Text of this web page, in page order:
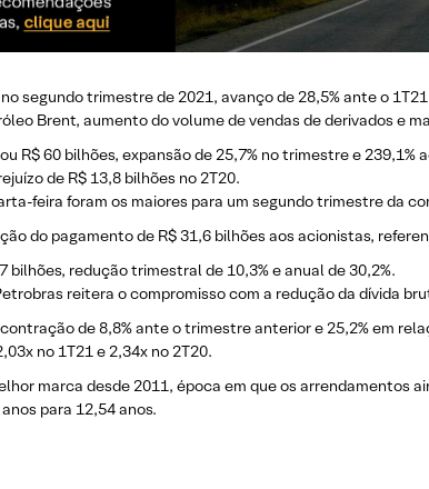
segundo trimestre de 2021, avanço de 28,5% ante o
Brent, aumento do volume de vendas de derivados e
R$ 60 bilhões, expansão de 25,7% no trimestre e 239,1%
de R$ 13,8 bilhões no 2T20.
feira foram os maiores para um segundo trimestre da
do pagamento de R$ 31,6 bilhões aos acionistas,
redução trimestral de 10,3% e anual de 30,2%.
reitera o compromisso com a redução da dívida
de 8,8% ante o trimestre anterior e 25,2% em
no 1T21 e 2,34x no 2T20.
marca desde 2011, época em que os arrendamentos
para 12,54 anos.